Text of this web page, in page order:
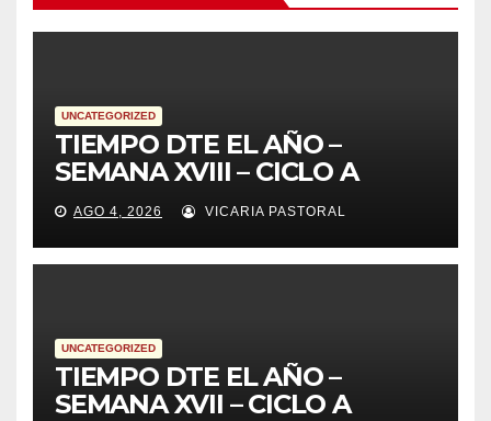
UNCATEGORIZED
TIEMPO DTE EL AÑO –
SEMANA XVIII – CICLO A
AGO 4, 2026 VICARIA PASTORAL
UNCATEGORIZED
TIEMPO DTE EL AÑO –
SEMANA XVII – CICLO A